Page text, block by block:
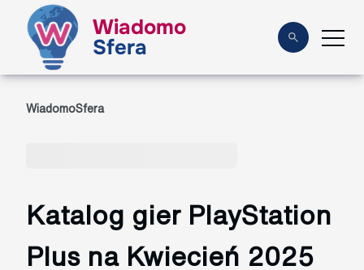
Wiadomo
Sfera
WiadomoSfera
Katalog gier PlayStation
Plus na Kwiecień 2025